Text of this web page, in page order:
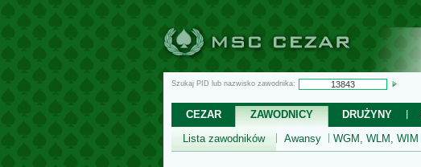
Szukaj PID lub nazwisko zawodnika:
CEZAR ZAWODNICY DRUŻYNY
Lista zawodników
Awansy WGM, WLM, WIM